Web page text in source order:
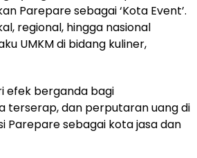
Parepare sebagai ‘Kota Event’.
regional, hingga nasional
UMKM di bidang kuliner,
efek berganda bagi
terserap, dan perputaran uang di
Parepare sebagai kota jasa dan